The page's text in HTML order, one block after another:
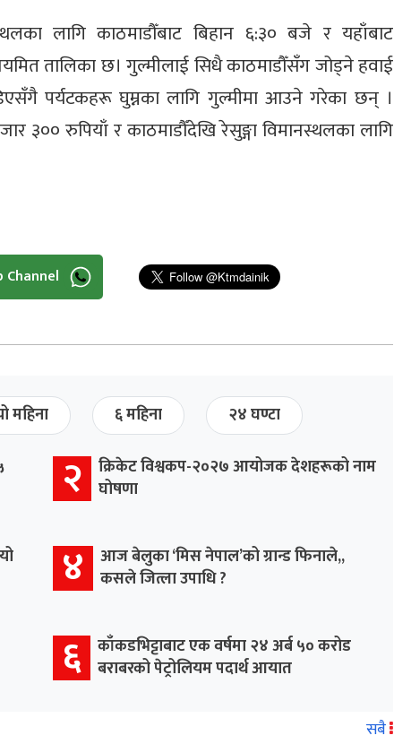
लागि काठमाडौँबाट बिहान ६:३० बजे र यहाँबाट
तालिका छ। गुल्मीलाई सिधै काठमाडौँसँग जोड्ने हवाई
पर्यटकहरू घुम्नका लागि गुल्मीमा आउने गरेका छन् ।
३०० रुपियाँ र काठमाडौँदेखि रेसुङ्गा विमानस्थलका लागि
Channel
महिना ६ महिना २४ घण्टा
२ क्रिकेट विश्वकप-२०२७ आयोजक देशहरूको नाम
घोषणा
४ आज बेलुका ‘मिस नेपाल’को ग्रान्ड फिनाले,,
कसले जित्ला उपाधि ?
६ काँकडभिट्टाबाट एक वर्षमा २४ अर्ब ५० करोड
बराबरको पेट्रोलियम पदार्थ आयात
सबै